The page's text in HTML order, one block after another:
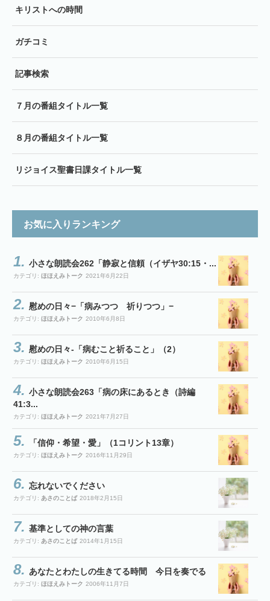
キリストへの時間
ガチコミ
記事検索
７月の番組タイトル一覧
８月の番組タイトル一覧
リジョイス聖書日課タイトル一覧
お気に入りランキング
小さな朗読会262「静寂と信頼（イザヤ30:15・...
カテゴリ: ほほえみトーク 2021年6月22日
慰めの日々−「病みつつ 祈りつつ」−
カテゴリ: ほほえみトーク 2010年6月8日
慰めの日々-「病むこと祈ること」（2）
カテゴリ: ほほえみトーク 2010年6月15日
小さな朗読会263「病の床にあるとき（詩編
41:3...
カテゴリ: ほほえみトーク 2021年7月27日
「信仰・希望・愛」（1コリント13章）
カテゴリ: ほほえみトーク 2016年11月29日
忘れないでください
カテゴリ: あさのことば 2018年2月15日
基準としての神の言葉
カテゴリ: あさのことば 2014年1月15日
あなたとわたしの生きてる時間 今日を奏でる
カテゴリ: ほほえみトーク 2006年11月7日